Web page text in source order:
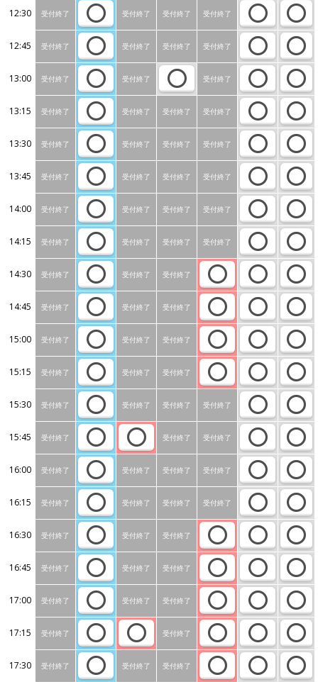
12:30 受付終了 受付終了 受付終了 受付終了
12:45 受付終了 受付終了 受付終了 受付終了
13:00 受付終了 受付終了 受付終了
13:15 受付終了 受付終了 受付終了 受付終了
13:30 受付終了 受付終了 受付終了 受付終了
13:45 受付終了 受付終了 受付終了 受付終了
14:00 受付終了 受付終了 受付終了 受付終了
14:15 受付終了 受付終了 受付終了 受付終了
14:30 受付終了 受付終了 受付終了
14:45 受付終了 受付終了 受付終了
15:00 受付終了 受付終了 受付終了
15:15 受付終了 受付終了 受付終了
15:30 受付終了 受付終了 受付終了 受付終了
15:45 受付終了 受付終了 受付終了
16:00 受付終了 受付終了 受付終了 受付終了
16:15 受付終了 受付終了 受付終了 受付終了
16:30 受付終了 受付終了 受付終了
16:45 受付終了 受付終了 受付終了
17:00 受付終了 受付終了 受付終了
17:15 受付終了 受付終了
17:30 受付終了 受付終了 受付終了